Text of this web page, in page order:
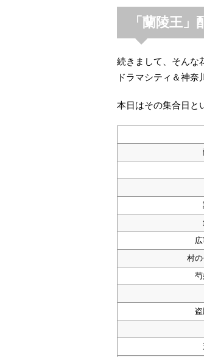
「蘭陵王」
続きまして、そんな
ドラマシティ＆神奈
本日はその集合日と
村